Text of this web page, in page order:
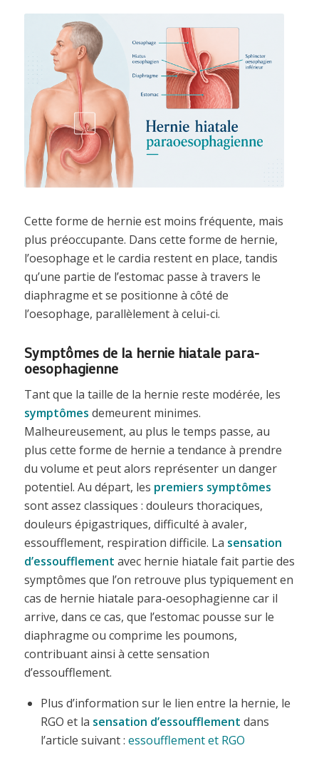
Cette forme de hernie est moins fréquente, mais
plus préoccupante. Dans cette forme de hernie,
l’oesophage et le cardia restent en place, tandis
qu’une partie de l’estomac passe à travers le
diaphragme et se positionne à côté de
l’oesophage, parallèlement à celui-ci.
Symptômes de la hernie hiatale para-
oesophagienne
Tant que la taille de la hernie reste modérée, les
symptômes demeurent minimes.
Malheureusement, au plus le temps passe, au
plus cette forme de hernie a tendance à prendre
du volume et peut alors représenter un danger
potentiel. Au départ, les premiers symptômes
sont assez classiques : douleurs thoraciques,
douleurs épigastriques, difficulté à avaler,
essoufflement, respiration difficile. La sensation
d’essoufflement avec hernie hiatale fait partie des
symptômes que l’on retrouve plus typiquement en
cas de hernie hiatale para-oesophagienne car il
arrive, dans ce cas, que l’estomac pousse sur le
diaphragme ou comprime les poumons,
contribuant ainsi à cette sensation
d’essoufflement.
Plus d’information sur le lien entre la hernie, le
RGO et la sensation d’essoufflement dans
l’article suivant : essoufflement et RGO